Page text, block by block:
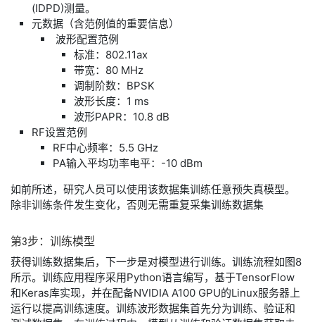
(IDPD)测量。
​元数据（含范例值的重要信息）
​ 波形配置范例
​标准：802.11ax
​带宽：80 MHz
​调制阶数：BPSK
​波形长度：1 ms
​波形PAPR：10.8 dB
​RF设置范例
​RF中心频率：5.5 GHz
​PA输入平均功率电平：-10 dBm
​如前所述，研究人员可以使用该数据集训练任意预失真模型。
除非训练条件发生变化，否则无需重复采集训练数据集
​第3步： 训练模型
​获得训练数据集后，下一步是对模型进行训练。训练流程如图8
所示。训练应用程序采用Python语言编写，基于TensorFlow
和Keras库实现，并在配备NVIDIA A100 GPU的Linux服务器上
运行以提高训练速度。训练波形数据集首先分为训练、验证和